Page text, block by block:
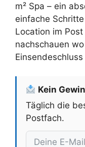
m² Spa – ein
einfache
Location im
nachschauen
Kein
Täglich die
Postfach.